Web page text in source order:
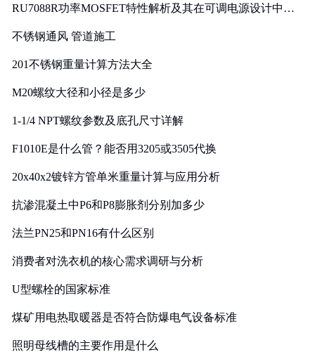
RU7088R功率MOSFET特性解析及其在可调电源设计中的
不锈钢通风 管道施工
201不锈钢重量计算方法大全
M20螺纹大径和小径是多少
1-1/4 NPT螺纹参数及底孔尺寸详解
F1010E是什么管？能否用3205或3505代换
20x40x2镀锌方管单米重量计算与应用分析
抗渗混凝土中P6和P8膨胀剂分别加多少
法兰PN25和PN16有什么区别
消费者对洗衣机的核心需求调研与分析
U型螺栓的国家标准
煤矿用电热取暖器是否符合防爆电气设备标准
照明母线槽的主要作用是什么